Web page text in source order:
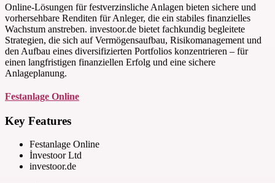
Online-Lösungen für festverzinsliche Anlagen bieten sichere und
vorhersehbare Renditen für Anleger, die ein stabiles finanzielles
Wachstum anstreben. investoor.de bietet fachkundig begleitete
Strategien, die sich auf Vermögensaufbau, Risikomanagement und
den Aufbau eines diversifizierten Portfolios konzentrieren – für
einen langfristigen finanziellen Erfolg und eine sichere
Anlageplanung.
Festanlage Online
Key Features
Festanlage Online
İnvestoor Ltd
investoor.de